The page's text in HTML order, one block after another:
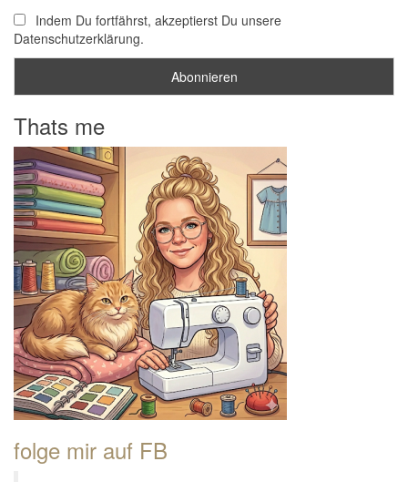
Indem Du fortfährst, akzeptierst Du unsere
Datenschutzerklärung.
Thats me
folge mir auf FB